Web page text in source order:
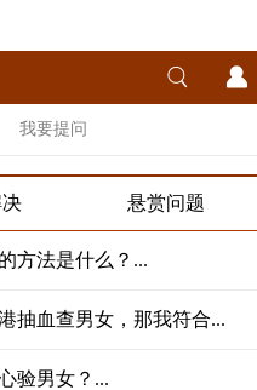
我要提问
悬赏问题
方法是什么？...
抽血查男女，那我符合...
验男女？...